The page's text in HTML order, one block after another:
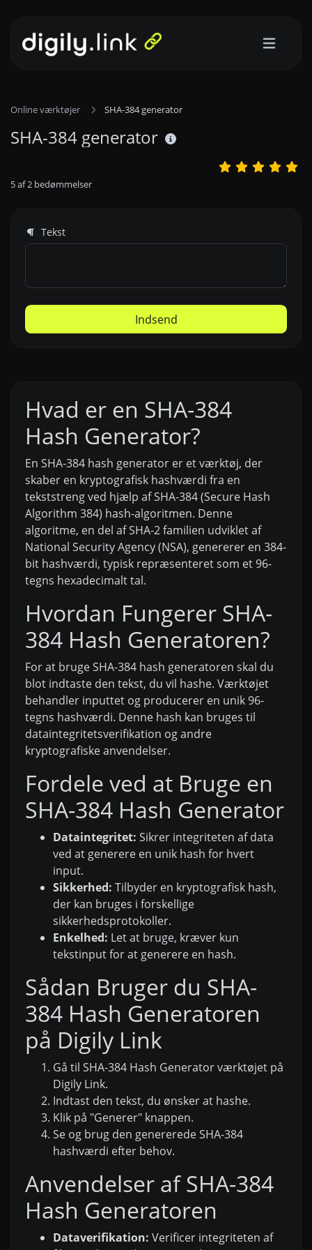
Online værktøjer SHA-384 generator
SHA-384 generator
5af2 bedømmelser
Tekst
Indsend
Hvad er en SHA-384
Hash Generator?
En SHA-384 hash generator er et værktøj, der
skaber en kryptografisk hashværdi fra en
tekststreng ved hjælp af SHA-384 (Secure Hash
Algorithm 384) hash-algoritmen. Denne
algoritme, en del af SHA-2 familien udviklet af
National Security Agency (NSA), genererer en 384-
bit hashværdi, typisk repræsenteret som et 96-
tegns hexadecimalt tal.
Hvordan Fungerer SHA-
384 Hash Generatoren?
For at bruge SHA-384 hash generatoren skal du
blot indtaste den tekst, du vil hashe. Værktøjet
behandler inputtet og producerer en unik 96-
tegns hashværdi. Denne hash kan bruges til
dataintegritetsverifikation og andre
kryptografiske anvendelser.
Fordele ved at Bruge en
SHA-384 Hash Generator
Dataintegritet: Sikrer integriteten af data
ved at generere en unik hash for hvert
input.
Sikkerhed: Tilbyder en kryptografisk hash,
der kan bruges i forskellige
sikkerhedsprotokoller.
Enkelhed: Let at bruge, kræver kun
tekstinput for at generere en hash.
Sådan Bruger du SHA-
384 Hash Generatoren
på Digily Link
Gå til SHA-384 Hash Generator værktøjet på
Digily Link.
Indtast den tekst, du ønsker at hashe.
Klik på "Generer" knappen.
Se og brug den genererede SHA-384
hashværdi efter behov.
Anvendelser af SHA-384
Hash Generatoren
Dataverifikation: Verificer integriteten af